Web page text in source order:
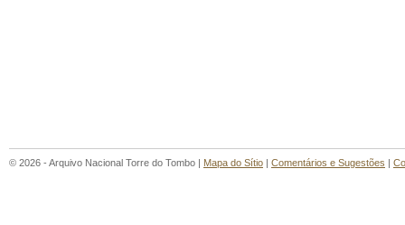
© 2026 - Arquivo Nacional Torre do Tombo | Mapa do Sítio | Comentários e Sugestões |